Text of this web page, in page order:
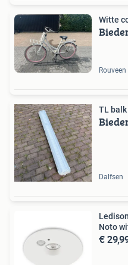
Witte
Rouveen
TL
Dalfsen
Noto
€